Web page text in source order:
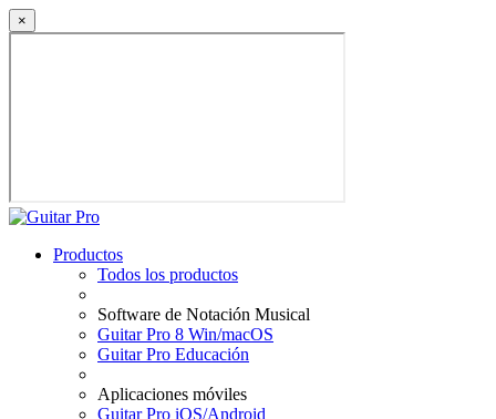
×
Productos
Todos los productos
Software de Notación Musical
Guitar Pro 8 Win/macOS
Guitar Pro Educación
Aplicaciones móviles
Guitar Pro iOS/Android